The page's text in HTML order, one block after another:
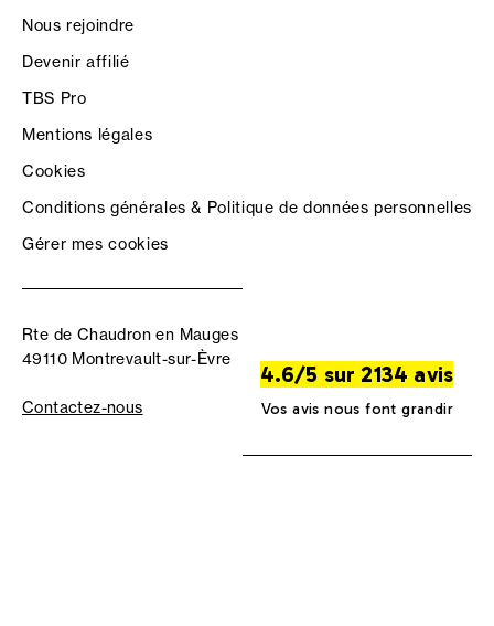
Nous rejoindre
Devenir affilié
TBS Pro
Mentions légales
Cookies
Conditions générales & Politique de données personnelles
Gérer mes cookies
Rte de Chaudron en Mauges
49110 Montrevault-sur-Èvre
Contactez-nous
4.6/5 sur 2134 avis
Vos avis nous font grandir